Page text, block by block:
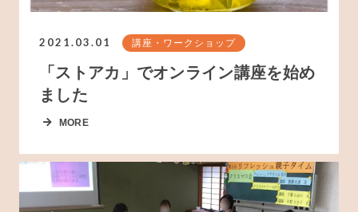
2021.03.01 講座・ワークショップ
「ストアカ」でオンライン講座を始め
ました
MORE